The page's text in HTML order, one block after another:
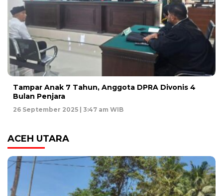
Tampar Anak 7 Tahun, Anggota DPRA Divonis 4
Bulan Penjara
26 September 2025 | 3:47 am WIB
ACEH UTARA